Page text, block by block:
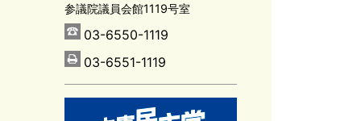
参議院議員会館1119号室
03-6550-1119
03-6551-1119